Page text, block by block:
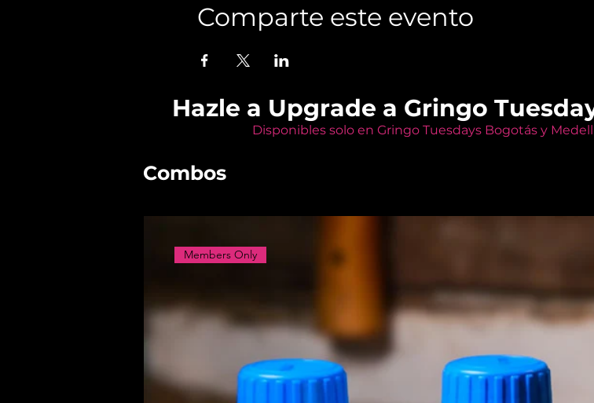
Comparte este evento
Hazle a Upgrade a Gringo
Disponibles solo en Gringo Tuesdays Bogotás y
Combos
Members Only